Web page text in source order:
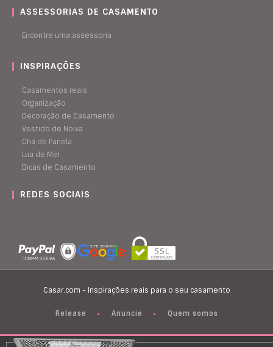
ASSESSORIAS DE CASAMENTO
Encontre uma assessoria
INSPIRAÇÕES
Casamentos reais
Organização
Decoração de Casamento
Vestido de Noiva
Chá de Panela
Lua de Mel
Dicas de Casamento
REDES SOCIAIS
Casar.com - Inspirações reais para o seu casamento
Release Anuncie Quem somos